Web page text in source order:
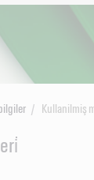
Kullanilmiş